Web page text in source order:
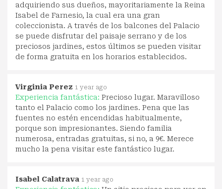
adquiriendo sus dueños, mayoritariamente la Reina
Isabel de Farnesio, la cual era una gran
coleccionista. A través de los balcones del Palacio
se puede disfrutar del paisaje serrano y de los
preciosos jardines, estos últimos se pueden visitar
de forma gratuita en los horarios establecidos.
Virginia Perez 1 year ago
Experiencia fantástica: Precioso lugar. Maravilloso
tanto el Palacio como los jardines. Pena que las
fuentes no estén encendidas habitualmente,
porque son impresionantes. Siendo familia
numerosa, entradas gratuitas, si no, a 9€. Merece
mucho la pena visitar este fantástico lugar.
Isabel Calatrava 1 year ago